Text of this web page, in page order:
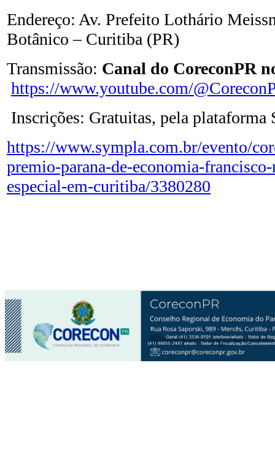
Endereço: Av. Prefeito Lothário
Botânico – Curitiba (PR)
Transmissão: Canal do CoreconPR
https://www.youtube.com/
Inscrições: Gratuitas, pela plataforma
https://www.sympla.com.br/evento/
premio-parana-de-economia-
especial-em-curitiba/3380280